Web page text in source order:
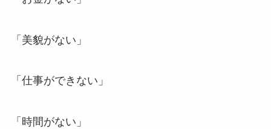
「美貌がない」
「仕事ができない」
「時間がない」